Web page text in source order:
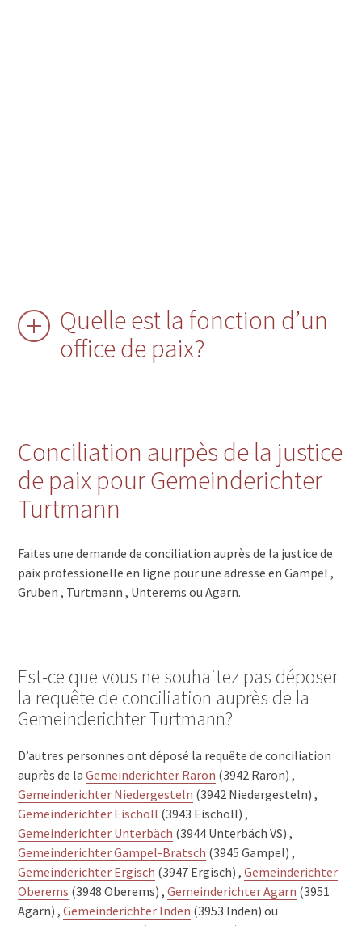
Quelle est la fonction d’un
office de paix?
Conciliation aurpès de la justice
de paix pour Gemeinderichter
Turtmann
Faites une demande de conciliation auprès de la justice de
paix professionelle en ligne pour une adresse en Gampel ,
Gruben , Turtmann , Unterems ou Agarn.
Est-ce que vous ne souhaitez pas déposer
la requête de conciliation auprès de la
Gemeinderichter Turtmann?
D’autres personnes ont déposé la requête de conciliation
auprès de laGemeinderichter Raron (3942 Raron) ,
Gemeinderichter Niedergesteln (3942 Niedergesteln) ,
Gemeinderichter Eischoll (3943 Eischoll) ,
Gemeinderichter Unterbäch (3944 Unterbäch VS) ,
Gemeinderichter Gampel-Bratsch (3945 Gampel) ,
Gemeinderichter Ergisch (3947 Ergisch) ,Gemeinderichter
Oberems (3948 Oberems) ,Gemeinderichter Agarn (3951
Agarn) ,Gemeinderichter Inden (3953 Inden) ou